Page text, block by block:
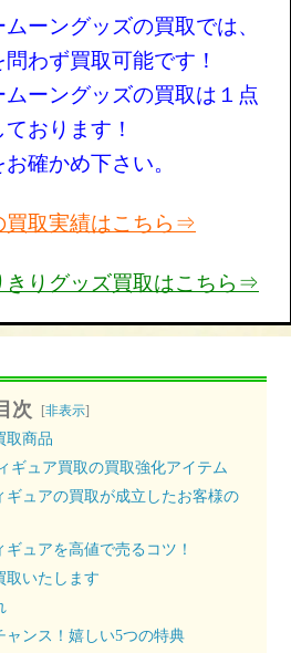
ーングッズの買取では、
わず買取可能です！
ーングッズの買取は１点
おります！
確かめ下さい。
買取実績はこちら⇒
きりグッズ買取はこちら⇒
次 [非表示]
取商品
ギュア買取の買取強化アイテム
ギュアの買取が成立したお客様の
ュアを高値で売るコツ！
取いたします
ャンス！嬉しい5つの特典